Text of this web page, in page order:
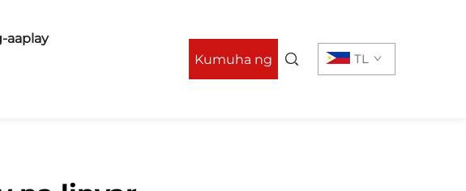
aaplay
Kumuha ng TL